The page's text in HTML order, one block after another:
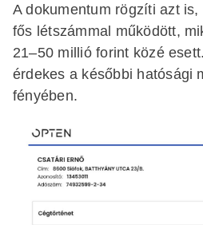
A dokumentum rögzíti azt
fős létszámmal működött,
21–50 millió forint közé
érdekes a későbbi hatósági
fényében.